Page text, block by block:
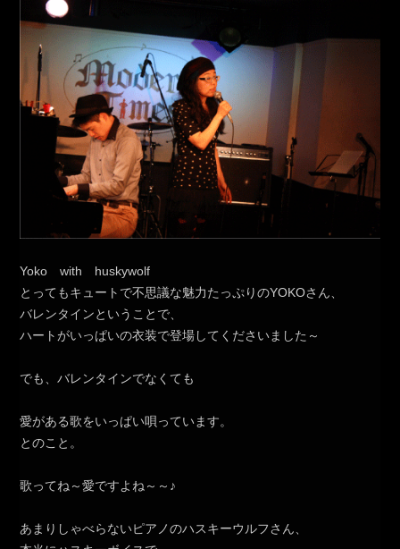
Yoko with huskywolf
とってもキュートで不思議な魅力たっぷりのYOKOさん、
バレンタインということで、
ハートがいっぱいの衣装で登場してくださいました～
でも、バレンタインでなくても
愛がある歌をいっぱい唄っています。
とのこと。
歌ってね～愛ですよね～～♪
あまりしゃべらないピアノのハスキーウルフさん、